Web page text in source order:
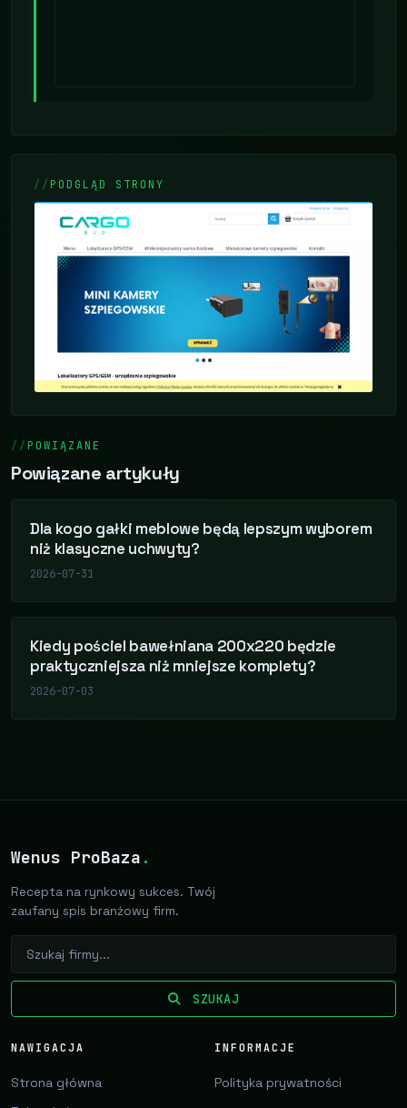
PODGLĄD STRONY
POWIĄZANE
Powiązane artykuły
Dla kogo gałki meblowe będą lepszym wyborem
niż klasyczne uchwyty?
2026-07-31
Kiedy pościel bawełniana 200x220 będzie
praktyczniejsza niż mniejsze komplety?
2026-07-03
Wenus ProBaza .
Recepta na rynkowy sukces. Twój
zaufany spis branżowy firm.
SZUKAJ
NAWIGACJA
Strona główna
INFORMACJE
Polityka prywatności